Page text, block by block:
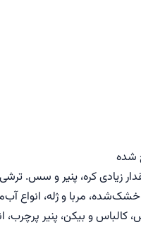
شده
زیادی کره، پنیر و سس.
مربا و ژله، انواع
و بیکن، پنیر پرچرب،